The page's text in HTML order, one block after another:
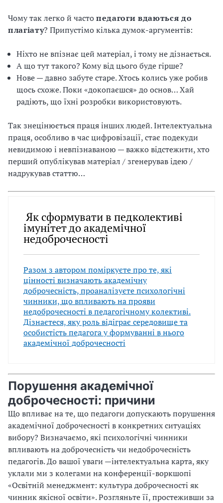
Чому так легко й частопедагоги вдаються до
плагіату? Припустімо кілька думок-аргументів:
Ніхто не впізнає цей матеріал, і тому не дізнається.
А що тут такого? Кому від цього буде гірше?
Нове — давно забуте старе. Хтось колись уже робив
щось схоже. Поки «докопаєшся» до основ… Хай
радіють, що їхні розробки використовують.
Так знецінюється праця інших людей. Інтелектуальна
праця, особливо в час цифровізації, стає подекуди
невидимою і невпізнаваною — важко відстежити, хто
перший опублікував матеріал / згенерував ідею /
надрукував статтю…
Як сформувати в педколективі
імунітет до академічної
недоброчесності
Разом з автором поміркуєте про те, які
цінності визначають академічну
доброчесність, проаналізуєте психологічні
чинники, що впливають на прояви
недоброчесності в педагогічному колективі.
Дізнаєтеся, яку роль відіграє середовище та
особистість педагога у формуванні в нього
академічної доброчесності
Порушення академічної
доброчесності: причини
Що впливає на те, що педагоги допускають порушення
академічної доброчесності в конкретних ситуаціях
вибору? Визначаємо, які психологічні чинники
впливають на доброчесність чи недоброчесність
педагогів. До вашої уваги —інтелектуальна карта, яку
уклали ми з колегами на конференції-воркшопі
«Освітній менеджмент: культура доб­рочесності як
чинник якісної освіти». Розгляньте її, простеживши за